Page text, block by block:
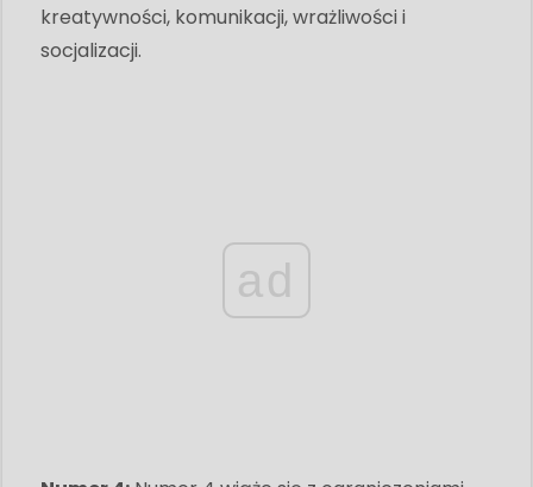
kreatywności, komunikacji, wrażliwości i
socjalizacji.
ad